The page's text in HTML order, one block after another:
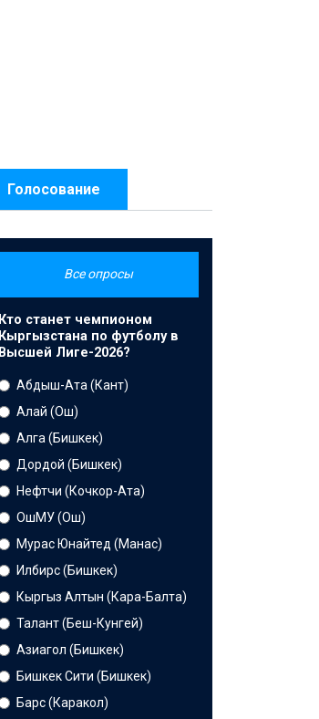
Голосование
Все опросы
Кто станет чемпионом
Кыргызстана по футболу в
Высшей Лиге-2026?
Абдыш-Ата (Кант)
Алай (Ош)
Алга (Бишкек)
Дордой (Бишкек)
Нефтчи (Кочкор-Ата)
ОшМУ (Ош)
Мурас Юнайтед (Манас)
Илбирс (Бишкек)
Кыргыз Алтын (Кара-Балта)
Талант (Беш-Кунгей)
Азиагол (Бишкек)
Бишкек Сити (Бишкек)
Барс (Каракол)